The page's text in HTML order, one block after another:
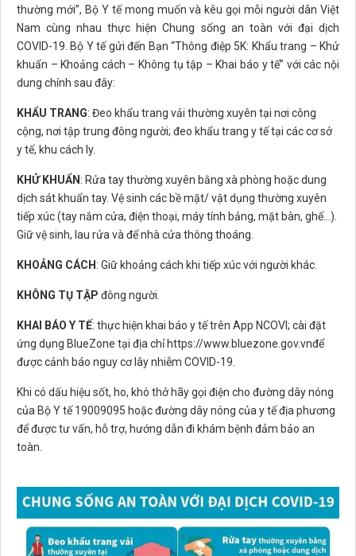
thường mới”, Bộ Y tế mong muốn và kêu gọi mỗi người dân Việt
Nam cùng nhau thực hiện Chung sống an toàn với đại dịch
COVID-19. Bộ Y tế gửi đến Bạn “Thông điệp 5K: Khẩu trang – Khử
khuẩn – Khoảng cách – Không tụ tập – Khai báo y tế” với các nội
dung chính sau đây:
KHẨU TRANG: Đeo khẩu trang vải thường xuyên tại nơi công
cộng, nơi tập trung đông người; đeo khẩu trang y tế tại các cơ sở
y tế, khu cách ly.
KHỬ KHUẨN : Rửa tay thường xuyên bằng xà phòng hoặc dung
dịch sát khuẩn tay. Vệ sinh các bề mặt/ vật dụng thường xuyên
tiếp xúc (tay nắm cửa, điện thoại, máy tính bảng, mặt bàn, ghế…).
Giữ vệ sinh, lau rửa và để nhà cửa thông thoáng.
KHOẢNG CÁCH : Giữ khoảng cách khi tiếp xúc với người khác.
KHÔNG TỤ TẬP đông người.
KHAI BÁO Y TẾ: thực hiện khai báo y tế trên App NCOVI; cài đặt
ứng dụng BlueZone tại địa chỉ https://www.bluezone.gov.vnđể
được cảnh báo nguy cơ lây nhiễm COVID-19.
Khi có dấu hiệu sốt, ho, khó thở hãy gọi điện cho đường dây nóng
của Bộ Y tế 19009095 hoặc đường dây nóng của y tế địa phương
để được tư vấn, hỗ trợ, hướng dẫn đi khám bệnh đảm bảo an
toàn.